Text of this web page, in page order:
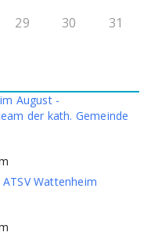
29 30 31
August -
der kath. Gemeinde
Wattenheim